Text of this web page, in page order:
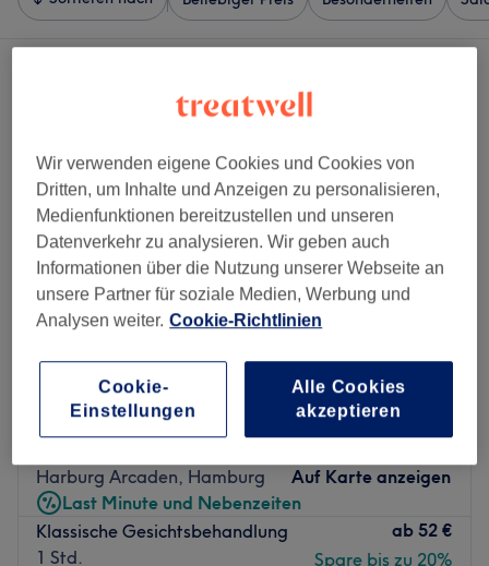
Ela Light Beauty Salon
Harburg Arcaden, Hamburg
Auf Karte anzeigen
Last Minute und Nebenzeiten
Klassische Gesichtsbehandlung
1 Std.
ab 52 €
Spare bis zu 20%
Wir verwenden eigene Cookies und Cookies von
Dritten, um Inhalte und Anzeigen zu personalisieren,
Medienfunktionen bereitzustellen und unseren
Datenverkehr zu analysieren. Wir geben auch
Informationen über die Nutzung unserer Webseite an
unsere Partner für soziale Medien, Werbung und
Analysen weiter. Cookie-Richtlinien
Cookie-
Einstellungen
Alle Cookies
akzeptieren